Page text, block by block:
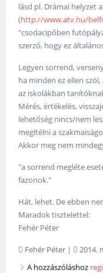
lásd pl. Drámai helyzet
(http://www.atv.hu/
"csodacipőben
szerző, hogy ez
Legyen sorrend,
ha minden ez ellen
az iskolákban
Mérés, értékelés,
lehetőség nincs/nem
megítélni a
Akkor meg nem
"a sorrend megléte
fazonok."
Hát, lehet. De ebben
Maradok tisztelettel:
Fehér Péter
Fehér Péter | 2014.
A hozzászóláshoz